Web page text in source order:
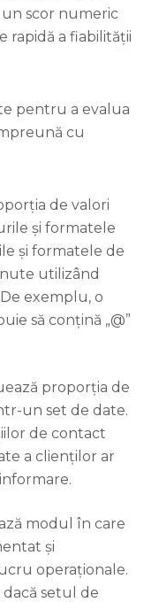
scor numeric
rapidă a fiabilității
pentru a evalua
cu
de valori
și formatele
și formatele de
utilizând
exemplu, o
să conțină „@”
proporția de
un set de date.
de contact
a clienților ar
modul în care
și
operaționale.
setul de